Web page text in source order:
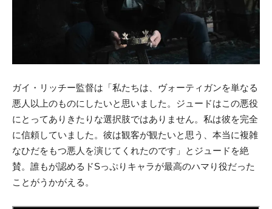
ガイ・リッチー監督は「私たちは、ヴォーティガンを単なる
悪人以上のものにしたいと思いました。ジュードはこの悪役
にとってありきたりな選択肢ではありません。私は彼を完全
に信頼していました。彼は観客が観たいと思う、本当に複雑
なひだをもつ悪人を演じてくれたのです」とジュードを絶
賛。誰もが認めるドSっぷりキャラが最高のハマり役だった
ことがうかがえる。